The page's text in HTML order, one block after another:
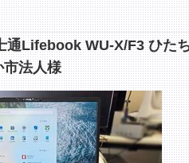
通Lifebook WU-X/F3 ひた
市法人様